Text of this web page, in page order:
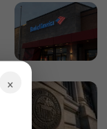
×